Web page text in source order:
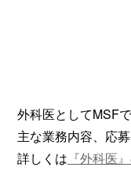
外科医としてMSF
主な業務内容、応募
詳しくは 『外科医